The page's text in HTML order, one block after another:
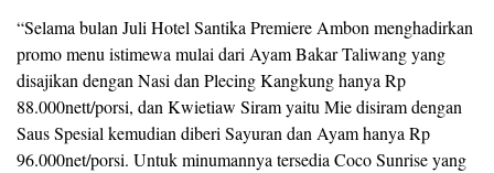
“Selama bulan Juli Hotel Santika Premiere Ambon menghadirkan
promo menu istimewa mulai dari Ayam Bakar Taliwang yang
disajikan dengan Nasi dan Plecing Kangkung hanya Rp
88.000nett/porsi, dan Kwietiaw Siram yaitu Mie disiram dengan
Saus Spesial kemudian diberi Sayuran dan Ayam hanya Rp
96.000net/porsi. Untuk minumannya tersedia Coco Sunrise yang